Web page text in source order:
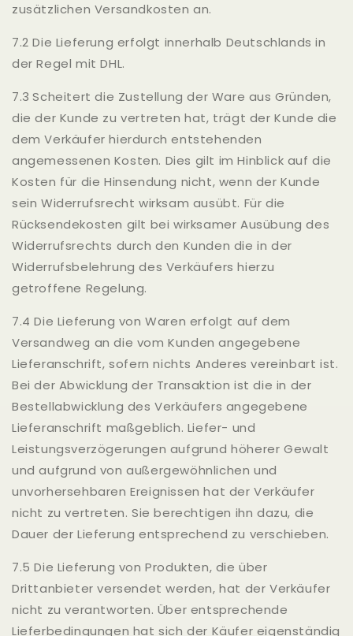
zusätzlichen Versandkosten an.
7.2 Die Lieferung erfolgt innerhalb Deutschlands in
der Regel mit DHL.
7.3 Scheitert die Zustellung der Ware aus Gründen,
die der Kunde zu vertreten hat, trägt der Kunde die
dem Verkäufer hierdurch entstehenden
angemessenen Kosten. Dies gilt im Hinblick auf die
Kosten für die Hinsendung nicht, wenn der Kunde
sein Widerrufsrecht wirksam ausübt. Für die
Rücksendekosten gilt bei wirksamer Ausübung des
Widerrufsrechts durch den Kunden die in der
Widerrufsbelehrung des Verkäufers hierzu
getroffene Regelung.
7.4 Die Lieferung von Waren erfolgt auf dem
Versandweg an die vom Kunden angegebene
Lieferanschrift, sofern nichts Anderes vereinbart ist.
Bei der Abwicklung der Transaktion ist die in der
Bestellabwicklung des Verkäufers angegebene
Lieferanschrift maßgeblich. Liefer- und
Leistungsverzögerungen aufgrund höherer Gewalt
und aufgrund von außergewöhnlichen und
unvorhersehbaren Ereignissen hat der Verkäufer
nicht zu vertreten. Sie berechtigen ihn dazu, die
Dauer der Lieferung entsprechend zu verschieben.
7.5 Die Lieferung von Produkten, die über
Drittanbieter versendet werden, hat der Verkäufer
nicht zu verantworten. Über entsprechende
Lieferbedingungen hat sich der Käufer eigenständig